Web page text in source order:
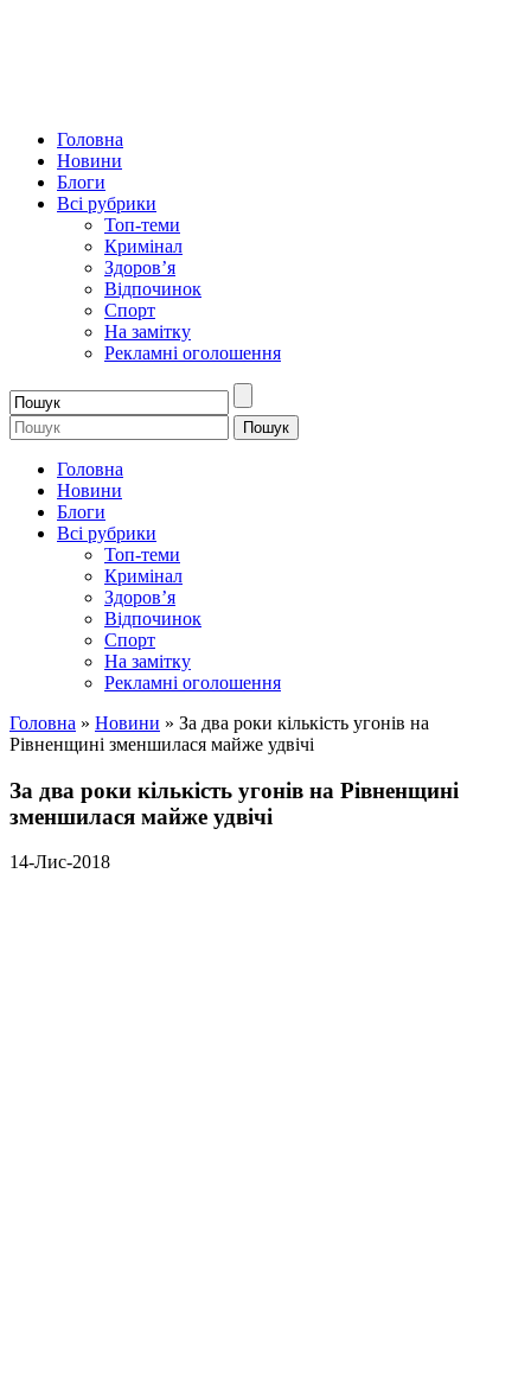
Головна
Новини
Блоги
Всі рубрики
Топ-теми
Кримінал
Здоров’я
Відпочинок
Спорт
На замітку
Рекламні оголошення
Головна
Новини
Блоги
Всі рубрики
Топ-теми
Кримінал
Здоров’я
Відпочинок
Спорт
На замітку
Рекламні оголошення
Головна » Новини » За два роки кількість угонів на
Рівненщині зменшилася майже удвічі
За два роки кількість угонів на Рівненщині
зменшилася майже удвічі
14-Лис-2018